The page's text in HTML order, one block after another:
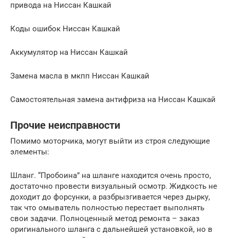
привода на Ниссан Кашкай
Коды ошибок Ниссан Кашкай
Аккумулятор на Ниссан Кашкай
Замена масла в мкпп Ниссан Кашкай
Самостоятельная замена антифриза на Ниссан Кашкай
Прочие неисправности
Помимо моторчика, могут выйти из строя следующие
элементы:
Шланг. “Пробоина” на шланге находится очень просто,
достаточно провести визуальный осмотр. Жидкость не
доходит до форсунки, а разбрызгивается через дырку,
так что омыватель полностью перестает выполнять
свои задачи. Полноценный метод ремонта – заказ
оригинального шланга с дальнейшей установкой, но в